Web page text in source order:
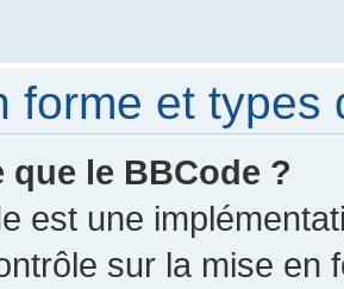
forme et types
que le BBCode ?
est une
sur la mise en